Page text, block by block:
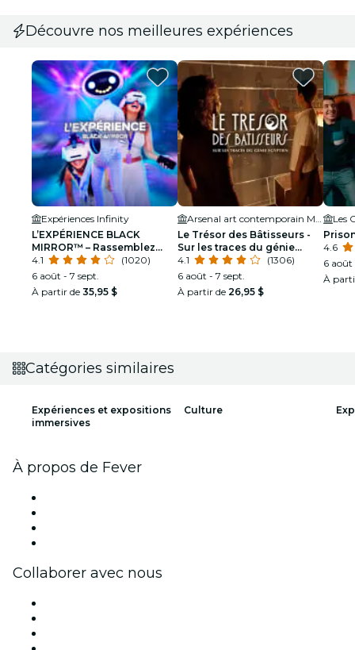
Découvre nos meilleures expériences
Expériences Infinity
L’EXPÉRIENCE BLACK
MIRROR™ – Rassemblez
votre équipe. Plongez dans
l’intrigue
4.1
(1020)
6 août - 7 sept.
À partir de 35,95 $
Le Trésor des Bâtisseurs -
Sur les traces du génie
égyptien - Montréal
4.1
(1306)
6 août - 7 sept.
À partir de 26,95 $
Les
4.6
6
À
Catégories similaires
Expériences et expositions
immersives
Culture
À propos de Fever
Collaborer avec nous